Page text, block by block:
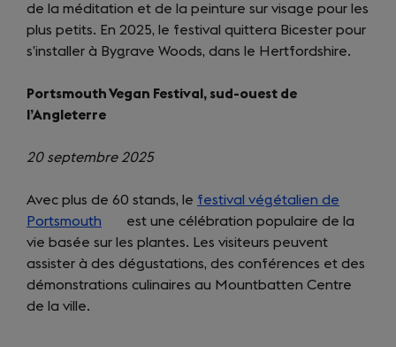
de la méditation et de la peinture sur visage pour les
plus petits. En 2025, le festival quittera Bicester pour
s’installer à Bygrave Woods, dans le Hertfordshire.
Portsmouth Vegan Festival, sud-ouest de
l’Angleterre
20 septembre 2025
Avec plus de 60 stands, le festival végétalien de
Portsmouth (opens
in
a
new
est une célébration populaire de la
vie basée sur les plantes. Les visiteurs peuvent
assister à des dégustations, des conférences et des
démonstrations culinaires au Mountbatten Centre
de la ville.